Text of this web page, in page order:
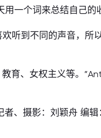
一个词来总结自己的
听到不同的声音，所
育、女权主义等。
者、摄影：刘颖舟 编